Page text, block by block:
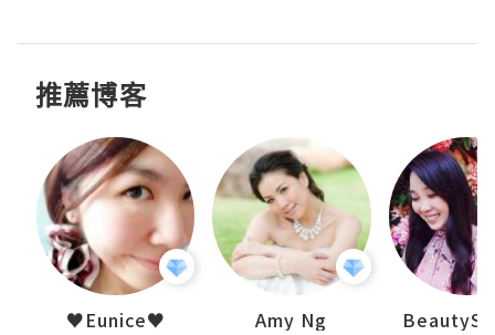
推薦博客
♥Eunice♥ Amy Ng